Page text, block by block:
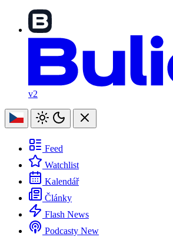
v2
Feed
Watchlist
Kalendář
Články
Flash News
Podcasty New